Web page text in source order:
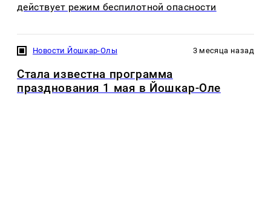
действует режим беспилотной опасности
Новости Йошкар-Олы 3 месяца назад
Стала известна программа
празднования 1 мая в Йошкар-Оле